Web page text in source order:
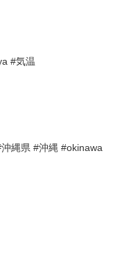
#気温
縄県 #沖縄 #okinawa